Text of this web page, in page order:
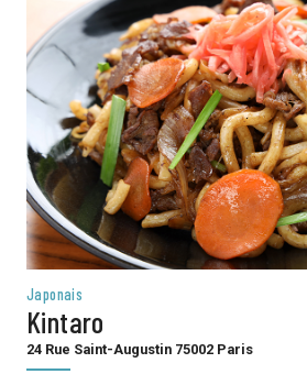
Japonais
Kintaro
24 Rue Saint-Augustin 75002 Paris